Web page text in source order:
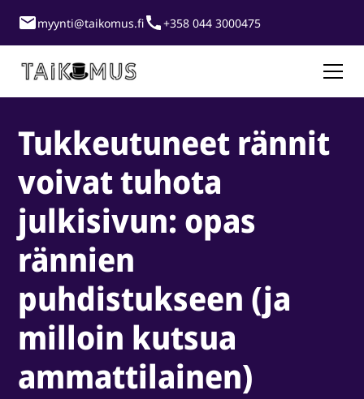
myynti@taikomus.fi +358 044 3000475
Tukkeutuneet rännit
voivat tuhota
julkisivun: opas
rännien
puhdistukseen (ja
milloin kutsua
ammattilainen)